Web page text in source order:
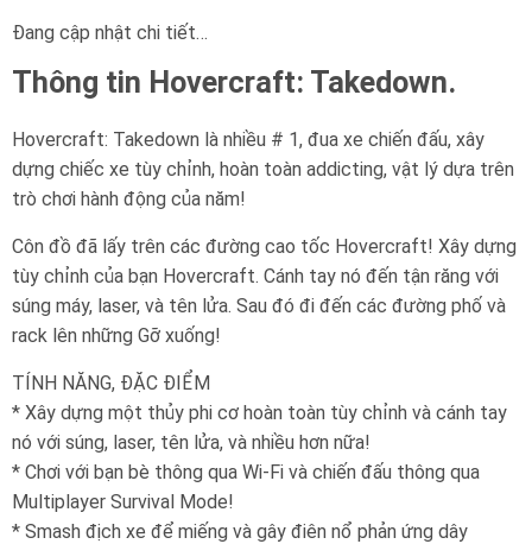
Đang cập nhật chi tiết…
Thông tin Hovercraft: Takedown.
Hovercraft: Takedown là nhiều # 1, đua xe chiến đấu, xây
dựng chiếc xe tùy chỉnh, hoàn toàn addicting, vật lý dựa trên
trò chơi hành động của năm!
Côn đồ đã lấy trên các đường cao tốc Hovercraft! Xây dựng
tùy chỉnh của bạn Hovercraft. Cánh tay nó đến tận răng với
súng máy, laser, và tên lửa. Sau đó đi đến các đường phố và
rack lên những Gỡ xuống!
TÍNH NĂNG, ĐẶC ĐIỂM
* Xây dựng một thủy phi cơ hoàn toàn tùy chỉnh và cánh tay
nó với súng, laser, tên lửa, và nhiều hơn nữa!
* Chơi với bạn bè thông qua Wi-Fi và chiến đấu thông qua
Multiplayer Survival Mode!
* Smash địch xe để miếng và gây điên nổ phản ứng dây